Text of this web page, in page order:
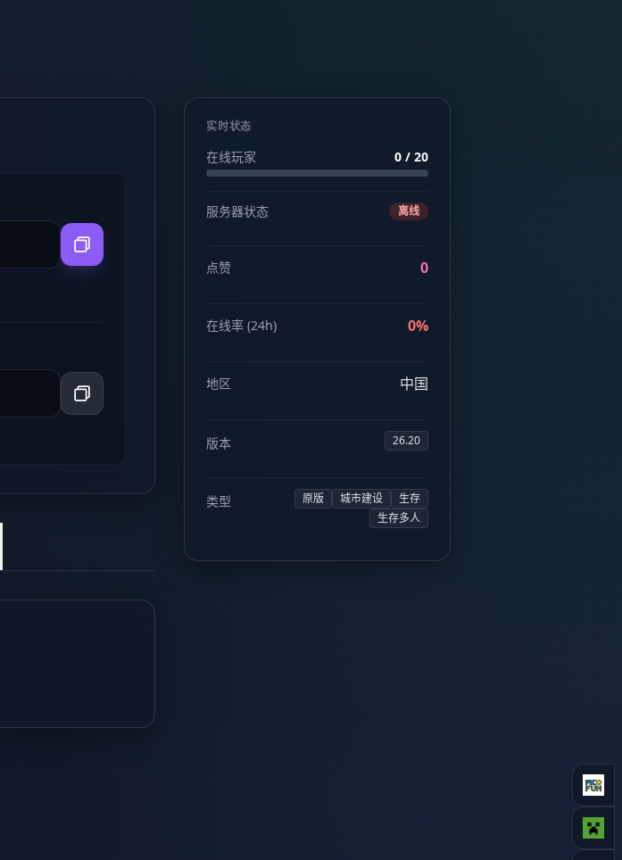
实时状态
在线玩家 0 / 20
服务器状态 离线
点赞 0
在线率 (24h) 0%
地区 中国
版本 26.20
类型 原版 城市建设
生存
生存多人